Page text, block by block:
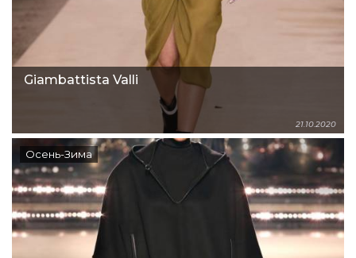
Giambattista Valli
21.10.2020
Осень-Зима